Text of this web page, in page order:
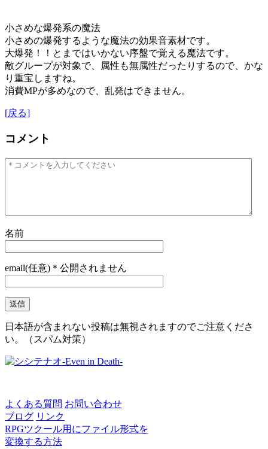
小さめな爆発系の魔法
小さめの爆発するような魔法の効果音素材です。
大爆発！！とまではいかない序盤で覚える魔法です。
敵グループが対象で、属性も無属性だったりするので、かな
り重宝しますね。
消費MPが多めなので、乱発はできません。
[戻る]
コメント
名前
email(任意)＊公開されません
日本語が含まれない投稿は無視されますのでご注意くださ
い。（スパム対策）
よくある質問 お問い合わせ
ブログ リンク
RPGツクール用にファイル形式を
変換する方法